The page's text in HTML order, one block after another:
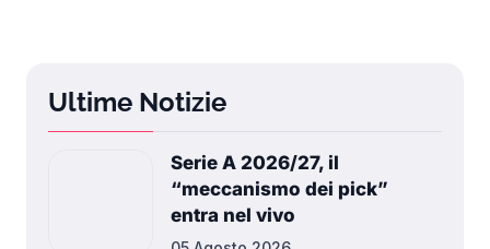
Ultime Notizie
Serie A 2026/27, il
“meccanismo dei pick”
entra nel vivo